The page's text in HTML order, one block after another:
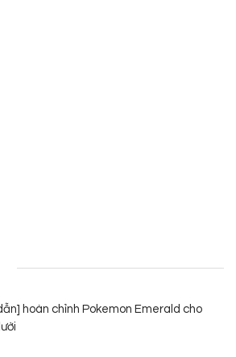
hoàn chỉnh Pokemon Emerald cho